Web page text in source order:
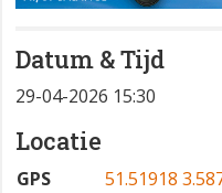
Datum & Tijd
29-04-2026 15:30
Locatie
GPS
51.51918